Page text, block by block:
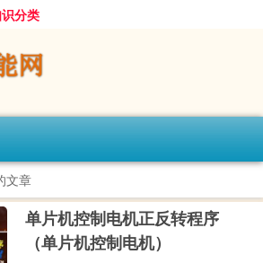
分类
文章
单片机控制电机正反转程序
（单片机控制电机）